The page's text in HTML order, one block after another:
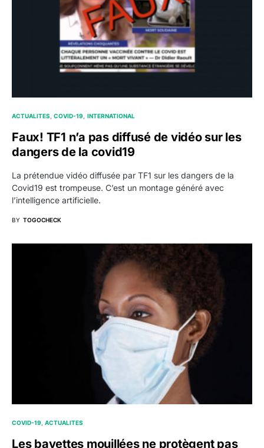
ACTUALITES COVID-19 INTERNATIONAL
Faux! TF1 n’a pas diffusé de vidéo sur les
dangers de la covid19
La prétendue vidéo diffusée par TF1 sur les dangers de la
Covid19 est trompeuse. C’est un montage généré avec
l’intelligence artificielle.
BY TOGOCHECK
COVID-19 ACTUALITES
Les bavettes mouillées ne protègent pas